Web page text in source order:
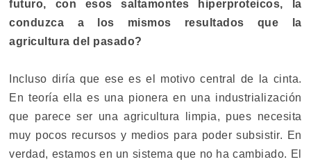
futuro, con esos saltamontes hiperproteicos, la
conduzca a los mismos resultados que la
agricultura del pasado?
Incluso diría que ese es el motivo central de la cinta.
En teoría ella es una pionera en una industrialización
que parece ser una agricultura limpia, pues necesita
muy pocos recursos y medios para poder subsistir. En
verdad, estamos en un sistema que no ha cambiado. El